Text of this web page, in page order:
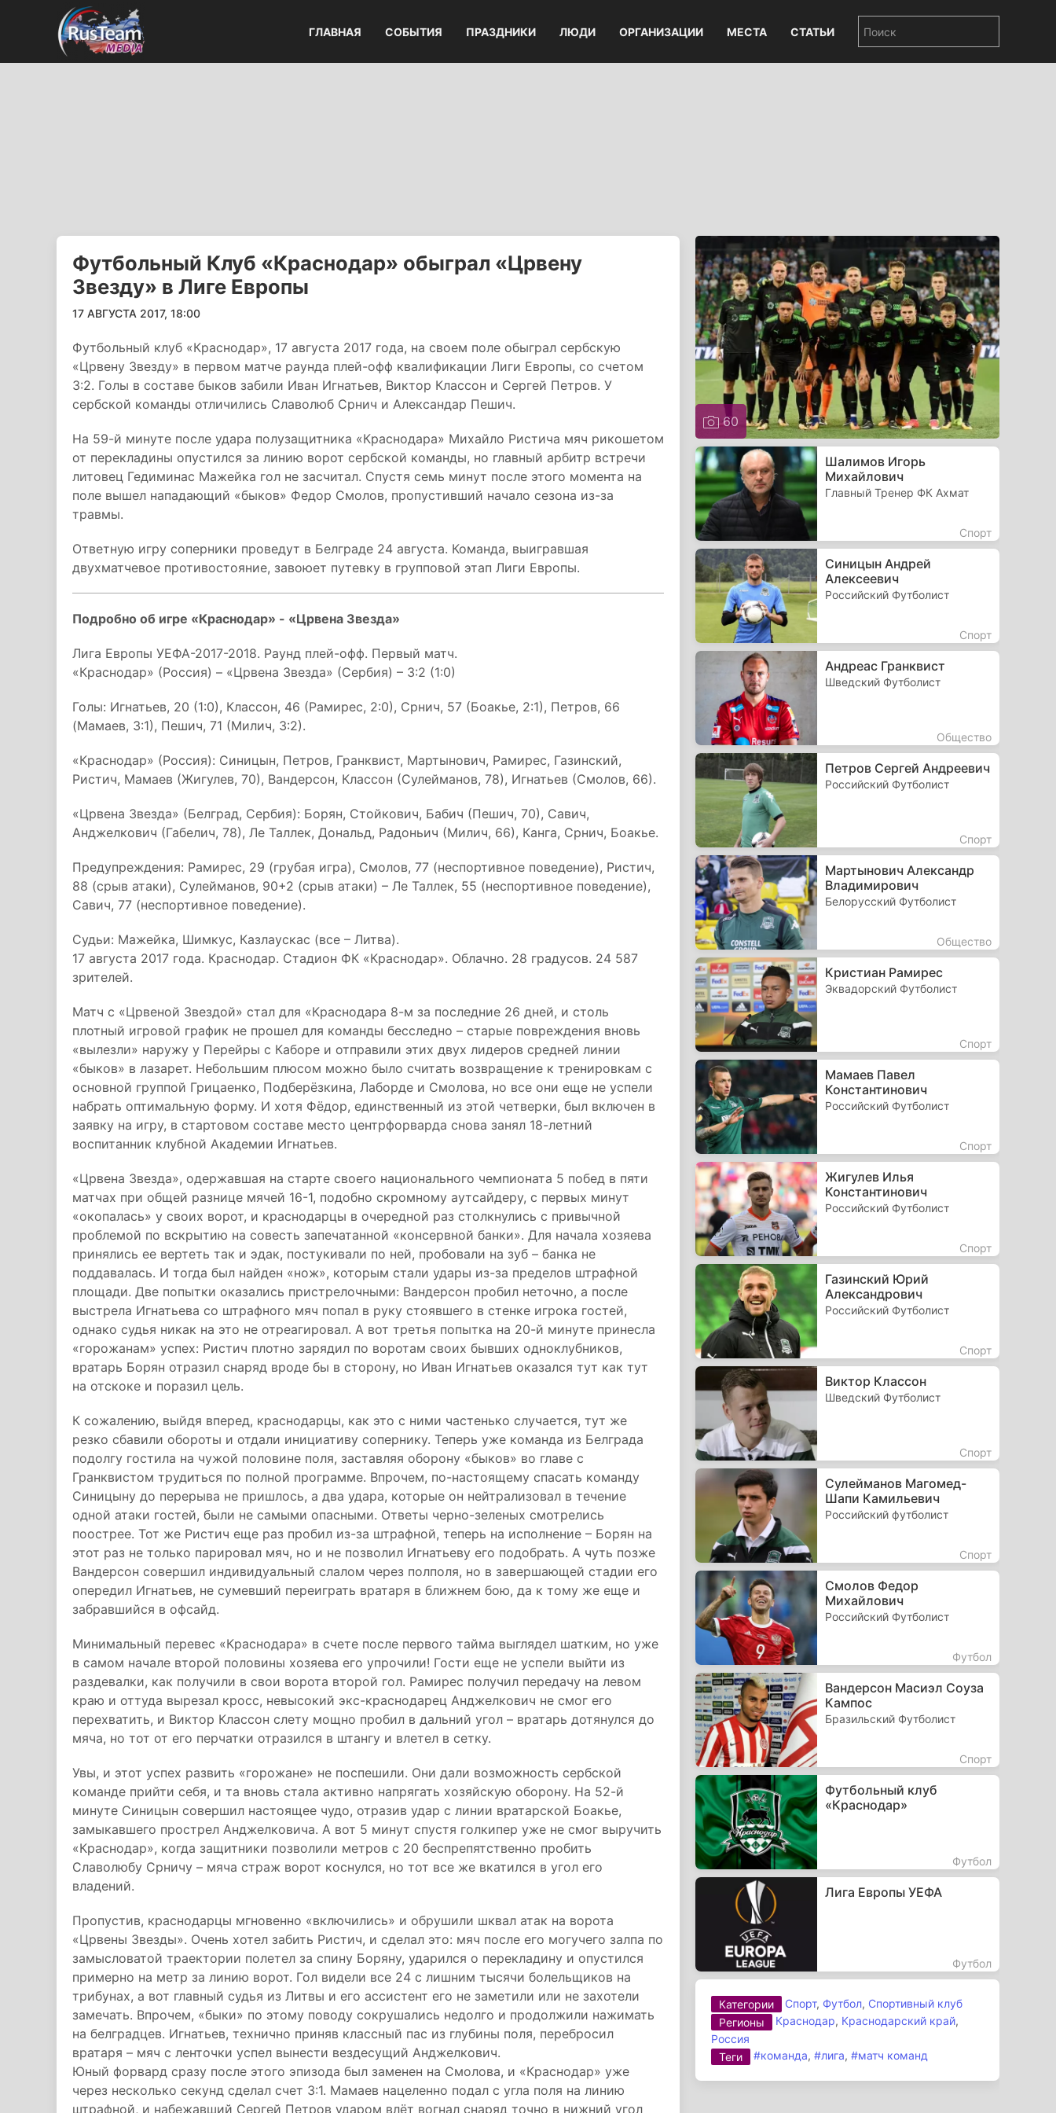
ГЛАВНАЯ СОБЫТИЯ ПРАЗДНИКИ ЛЮДИ ОРГАНИЗАЦИИ МЕСТА СТАТЬИ
Футбольный Клуб «Краснодар» обыграл «Црвену
Звезду» в Лиге Европы
17 АВГУСТА 2017, 18:00
Футбольный клуб «Краснодар», 17 августа 2017 года, на своем поле обыграл сербскую
«Црвену Звезду» в первом матче раунда плей-офф квалификации Лиги Европы, со счетом
3:2. Голы в составе быков забили Иван Игнатьев, Виктор Классон и Сергей Петров. У
сербской команды отличились Славолюб Срнич и Александар Пешич.
На 59-й минуте после удара полузащитника «Краснодара» Михайло Ристича мяч рикошетом
от перекладины опустился за линию ворот сербской команды, но главный арбитр встречи
литовец Гедиминас Мажейка гол не засчитал. Спустя семь минут после этого момента на
поле вышел нападающий «быков» Федор Смолов, пропустивший начало сезона из-за
травмы.
Ответную игру соперники проведут в Белграде 24 августа. Команда, выигравшая
двухматчевое противостояние, завоюет путевку в групповой этап Лиги Европы.
Подробно об игре «Краснодар» - «Црвена Звезда»
Лига Европы УЕФА-2017-2018. Раунд плей-офф. Первый матч.
«Краснодар» (Россия) – «Црвена Звезда» (Сербия) – 3:2 (1:0)
Голы: Игнатьев, 20 (1:0), Классон, 46 (Рамирес, 2:0), Срнич, 57 (Боакье, 2:1), Петров, 66
(Мамаев, 3:1), Пешич, 71 (Милич, 3:2).
«Краснодар» (Россия): Синицын, Петров, Гранквист, Мартынович, Рамирес, Газинский,
Ристич, Мамаев (Жигулев, 70), Вандерсон, Классон (Сулейманов, 78), Игнатьев (Смолов, 66).
«Црвена Звезда» (Белград, Сербия): Борян, Стойкович, Бабич (Пешич, 70), Савич,
Анджелкович (Габелич, 78), Ле Таллек, Дональд, Радоньич (Милич, 66), Канга, Срнич, Боакье.
Предупреждения: Рамирес, 29 (грубая игра), Смолов, 77 (неспортивное поведение), Ристич,
88 (срыв атаки), Сулейманов, 90+2 (срыв атаки) – Ле Таллек, 55 (неспортивное поведение),
Савич, 77 (неспортивное поведение).
Судьи: Мажейка, Шимкус, Казлаускас (все – Литва).
17 августа 2017 года. Краснодар. Стадион ФК «Краснодар». Облачно. 28 градусов. 24 587
зрителей.
Матч с «Црвеной Звездой» стал для «Краснодара 8-м за последние 26 дней, и столь
плотный игровой график не прошел для команды бесследно – старые повреждения вновь
«вылезли» наружу у Перейры с Каборе и отправили этих двух лидеров средней линии
«быков» в лазарет. Небольшим плюсом можно было считать возвращение к тренировкам с
основной группой Грицаенко, Подберёзкина, Лаборде и Смолова, но все они еще не успели
набрать оптимальную форму. И хотя Фёдор, единственный из этой четверки, был включен в
заявку на игру, в стартовом составе место центрфорварда снова занял 18-летний
воспитанник клубной Академии Игнатьев.
«Црвена Звезда», одержавшая на старте своего национального чемпионата 5 побед в пяти
матчах при общей разнице мячей 16-1, подобно скромному аутсайдеру, с первых минут
«окопалась» у своих ворот, и краснодарцы в очередной раз столкнулись с привычной
проблемой по вскрытию на совесть запечатанной «консервной банки». Для начала хозяева
принялись ее вертеть так и эдак, постукивали по ней, пробовали на зуб – банка не
поддавалась. И тогда был найден «нож», которым стали удары из-за пределов штрафной
площади. Две попытки оказались пристрелочными: Вандерсон пробил неточно, а после
выстрела Игнатьева со штрафного мяч попал в руку стоявшего в стенке игрока гостей,
однако судья никак на это не отреагировал. А вот третья попытка на 20-й минуте принесла
«горожанам» успех: Ристич плотно зарядил по воротам своих бывших одноклубников,
вратарь Борян отразил снаряд вроде бы в сторону, но Иван Игнатьев оказался тут как тут
на отскоке и поразил цель.
К сожалению, выйдя вперед, краснодарцы, как это с ними частенько случается, тут же
резко сбавили обороты и отдали инициативу сопернику. Теперь уже команда из Белграда
подолгу гостила на чужой половине поля, заставляя оборону «быков» во главе с
Гранквистом трудиться по полной программе. Впрочем, по-настоящему спасать команду
Синицыну до перерыва не пришлось, а два удара, которые он нейтрализовал в течение
одной атаки гостей, были не самыми опасными. Ответы черно-зеленых смотрелись
поострее. Тот же Ристич еще раз пробил из-за штрафной, теперь на исполнение – Борян на
этот раз не только парировал мяч, но и не позволил Игнатьеву его подобрать. А чуть позже
Вандерсон совершил индивидуальный слалом через полполя, но в завершающей стадии его
опередил Игнатьев, не сумевший переиграть вратаря в ближнем бою, да к тому же еще и
забравшийся в офсайд.
Минимальный перевес «Краснодара» в счете после первого тайма выглядел шатким, но уже
в самом начале второй половины хозяева его упрочили! Гости еще не успели выйти из
раздевалки, как получили в свои ворота второй гол. Рамирес получил передачу на левом
краю и оттуда вырезал кросс, невысокий экс-краснодарец Анджелкович не смог его
перехватить, и Виктор Классон слету мощно пробил в дальний угол – вратарь дотянулся до
мяча, но тот от его перчатки отразился в штангу и влетел в сетку.
Увы, и этот успех развить «горожане» не поспешили. Они дали возможность сербской
команде прийти себя, и та вновь стала активно напрягать хозяйскую оборону. На 52-й
минуте Синицын совершил настоящее чудо, отразив удар с линии вратарской Боакье,
замыкавшего прострел Анджелковича. А вот 5 минут спустя голкипер уже не смог выручить
«Краснодар», когда защитники позволили метров с 20 беспрепятственно пробить
Славолюбу Срничу – мяча страж ворот коснулся, но тот все же вкатился в угол его
владений.
Пропустив, краснодарцы мгновенно «включились» и обрушили шквал атак на ворота
«Црвены Звезды». Очень хотел забить Ристич, и сделал это: мяч после его могучего залпа по
замысловатой траектории полетел за спину Боряну, ударился о перекладину и опустился
примерно на метр за линию ворот. Гол видели все 24 с лишним тысячи болельщиков на
трибунах, а вот главный судья из Литвы и его ассистент его не заметили или не захотели
замечать. Впрочем, «быки» по этому поводу сокрушались недолго и продолжили нажимать
на белградцев. Игнатьев, технично приняв классный пас из глубины поля, перебросил
вратаря – мяч с ленточки успел вынести вездесущий Анджелкович.
Юный форвард сразу после этого эпизода был заменен на Смолова, и «Краснодар» уже
через несколько секунд сделал счет 3:1. Мамаев нацеленно подал с угла поля на линию
штрафной, и набежавший Сергей Петров ударом влёт вогнал снаряд точно в нижний угол
60
Шалимов Игорь
Михайлович
Главный Тренер ФК Ахмат
Спорт
Синицын Андрей
Алексеевич
Российский Футболист
Спорт
Андреас Гранквист
Шведский Футболист
Общество
Петров Сергей Андреевич
Российский Футболист
Спорт
Мартынович Александр
Владимирович
Белорусский Футболист
Общество
Кристиан Рамирес
Эквадорский Футболист
Спорт
Мамаев Павел
Константинович
Российский Футболист
Спорт
Жигулев Илья
Константинович
Российский Футболист
Спорт
Газинский Юрий
Александрович
Российский Футболист
Спорт
Виктор Классон
Шведский Футболист
Спорт
Сулейманов Магомед-
Шапи Камильевич
Российский футболист
Спорт
Смолов Федор
Михайлович
Российский Футболист
Футбол
Вандерсон Масиэл Соуза
Кампос
Бразильский Футболист
Спорт
Футбольный клуб
«Краснодар»
Футбол
Лига Европы УЕФА
Футбол
Категории Спорт, Футбол, Спортивный клуб
Регионы
Краснодар, Краснодарский край,
Россия
Теги
#команда,#лига,#матч команд